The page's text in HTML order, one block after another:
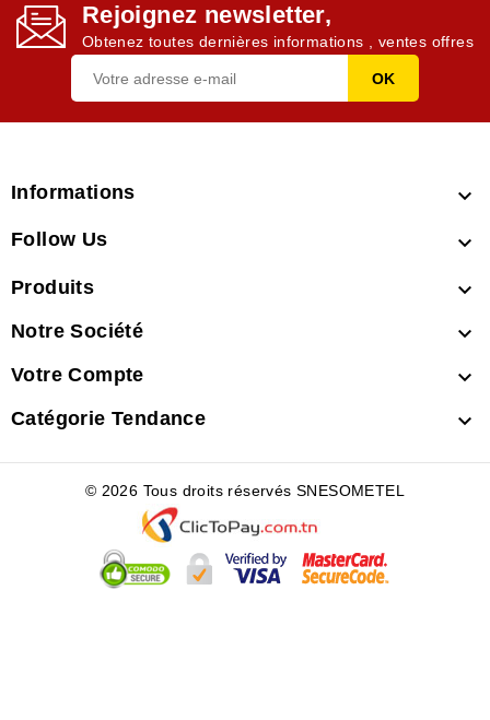
Rejoignez newsletter,
Obtenez toutes dernières informations , ventes offres
Informations 
Follow Us 
Produits 
Notre Société 
Votre Compte 
Catégorie Tendance 
© 2026 Tous droits réservés SNESOMETEL